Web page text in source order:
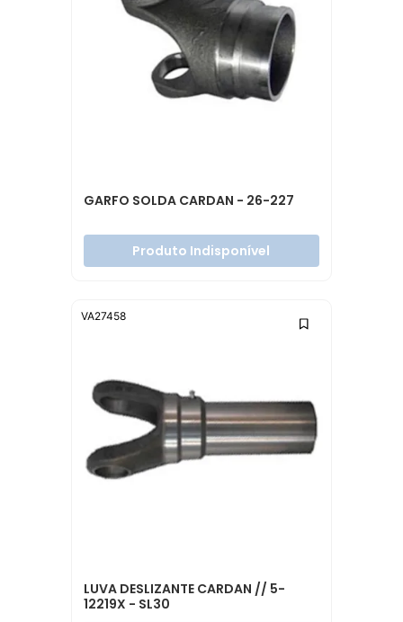
GARFO SOLDA CARDAN - 26-227
Produto Indisponível
LUVA DESLIZANTE CARDAN // 5-
12219X - SL30
VA27458